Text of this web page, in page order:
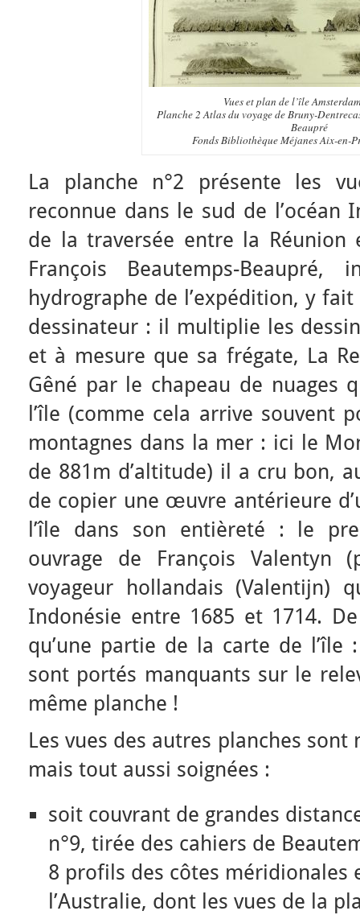
Vues et plan de l’île
Planche 2 Atlas du voyage de Bruny-
Beaupré
Fonds Bibliothèque Méjanes Aix-en-
La planche n°2 présente les
reconnue dans le sud de l’océan
de la traversée entre la Réunion
François Beautemps-Beaupré,
hydrographe de l’expédition, y
dessinateur : il multiplie les
et à mesure que sa frégate, La
Gêné par le chapeau de nuages
l’île (comme cela arrive souvent
montagnes dans la mer : ici le
de 881m d’altitude) il a cru bon,
de copier une œuvre antérieure
l’île dans son entièreté : le
ouvrage de François Valentyn
voyageur hollandais (Valentijn)
Indonésie entre 1685 et 1714.
qu’une partie de la carte de
sont portés manquants sur le
même planche !
Les vues des autres planches
mais tout aussi soignées :
soit couvrant de grandes
n°9, tirée des cahiers de
8 profils des côtes méridionales
l’Australie, dont les vues de la